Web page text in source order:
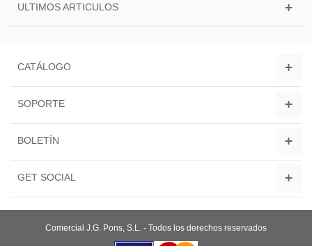
ULTIMOS ARTICULOS
CATÁLOGO
SOPORTE
BOLETÍN
GET SOCIAL
Comercial J.G. Pons, S.L. - Todos los derechos reservados